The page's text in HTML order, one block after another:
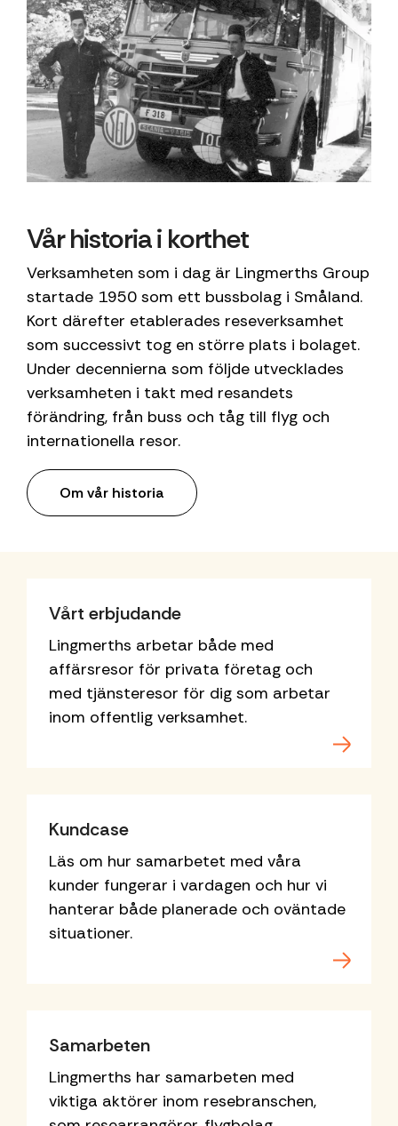
Vår historia i korthet
Verksamheten som i dag är Lingmerths Group
startade 1950 som ett bussbolag i Småland.
Kort därefter etablerades reseverksamhet
som successivt tog en större plats i bolaget.
Under decennierna som följde utvecklades
verksamheten i takt med resandets
förändring, från buss och tåg till flyg och
internationella resor.
Om vår historia
Vårt erbjudande
Lingmerths arbetar både med
affärsresor för privata företag och
med tjänsteresor för dig som arbetar
inom offentlig verksamhet.
Kundcase
Läs om hur samarbetet med våra
kunder fungerar i vardagen och hur vi
hanterar både planerade och oväntade
situationer.
Samarbeten
Lingmerths har samarbeten med
viktiga aktörer inom resebranschen,